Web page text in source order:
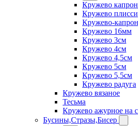
Кружево капрон
Кружево
Кружево-
Кружево 16мм
Кружево 3см
Кружево 4см
Кружево 4,5см
Кружево 5см
Кружево 5,5см
Кружево радуга
Кружево вязаное
Тесьма
Кружево ажурное на
Бусины,Стразы,Бисер